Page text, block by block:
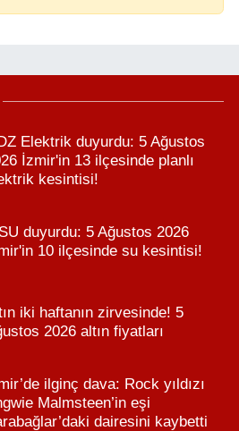
Elektrik duyurdu: 5 Ağustos
İzmir'in 13 ilçesinde planlı
kesintisi!
duyurdu: 5 Ağustos 2026
10 ilçesinde su kesintisi!
iki haftanın zirvesinde! 5
2026 altın fiyatları
ilginç dava: Rock yıldızı
Malmsteen’in eşi
dairesini kaybetti